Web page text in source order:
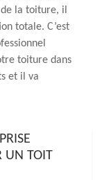
la toiture, il
totale. C’est
toiture dans
et il va
UN TOIT